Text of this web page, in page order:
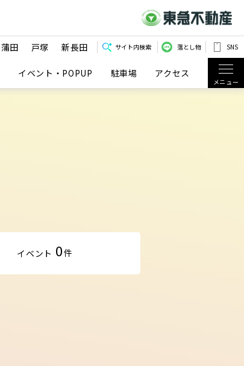
蒲田 戸塚 新長田 サイト内検索 落とし物 SNS
イベント・POPUP 駐車場 アクセス
メニュー
イベント 0件